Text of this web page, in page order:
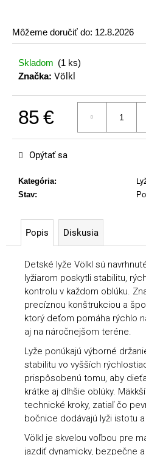
Môžeme doručiť do: 12.8.2026
Skladom (1 ks)
Značka: Völkl
85 €
Jednotková cena:
Kategória:
Stav:
Opýtať sa
Popis Diskusia
Detské lyže Völkl sú
lyžiarom poskytli stabilitu,
kontrolu v každom oblúku.
precíznou konštrukciou a
ktorý deťom pomáha rýchlo
aj na náročnejšom teréne.
Lyže ponúkajú výborné
stabilitu vo vyšších
prispôsobenú tomu, aby
krátke aj dlhšie oblúky.
technické kroky, zatiaľ čo
bočnice dodávajú lyži istotu
Völkl je skvelou voľbou pre
jazdiť dynamicky, bezpečne
o
r
ú
č
e
VOLKL
RACETIGER
SL
WORLDCUP
369